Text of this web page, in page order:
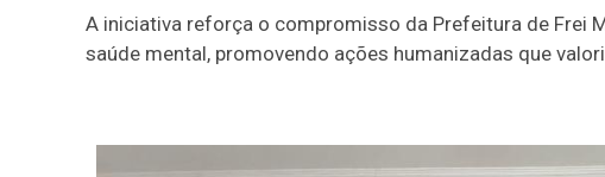
A iniciativa reforça o compromisso da Prefeitura de Frei
saúde mental, promovendo ações humanizadas que